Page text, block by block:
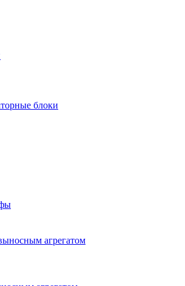
блоки
агрегатом